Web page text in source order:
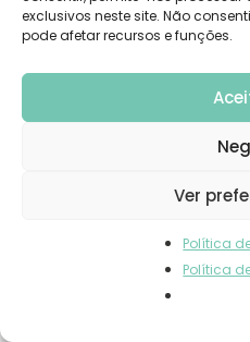
exclusivos neste site. Não
pode afetar recursos e funções.
Ver
Política
Política
Bowl Meio abacate
morangos médios maduros